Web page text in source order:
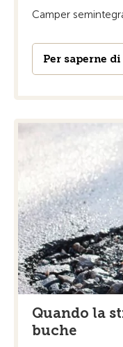
Camper
Per saperne
Quando la
buche